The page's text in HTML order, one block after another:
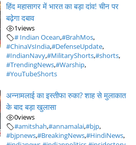
हिंद महासागर में भारत का बड़ा दांव! चीन पर
बढ़ेगा दबाव
1views
# Indian Ocean,#BrahMos,
#ChinaVsIndia,#DefenseUpdate,
#IndianNavy,#MilitaryShorts,#shorts,
#TrendingNews,#Warship,
#YouTubeShorts
अन्नामलाई का इस्तीफा रुका? शाह से मुलाकात
के बाद बड़ा खुलासा
0views
#amitshah,#annamalai,#bjp,
#bjpnews,#BreakingNews,#HindiNews,